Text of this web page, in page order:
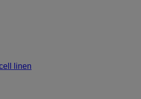
linen